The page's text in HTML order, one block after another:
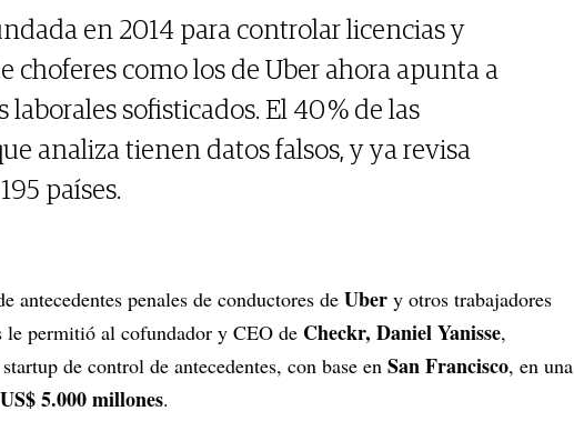
en 2014 para controlar licencias y
choferes como los de Uber ahora apunta a
laborales sofisticados. El 40 % de las
analiza tienen datos falsos, y ya revisa
países.
antecedentes penales de conductores de Uber y otros trabajadores
le permitió al cofundador y CEO de Checkr, Daniel Yanisse,
de control de antecedentes, con base en San Francisco, en una
US$ 5.000 millones.